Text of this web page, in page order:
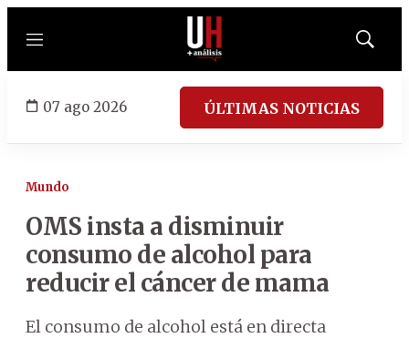
Menú
Mostrar
07 ago 2026 ÚLTIMAS NOTICIAS
Mundo
OMS insta a disminuir
consumo de alcohol para
reducir el cáncer de mama
El consumo de alcohol está en directa